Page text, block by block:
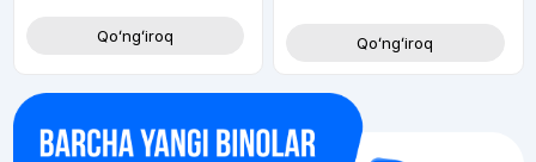
Qoʻngʻiroq Qoʻngʻiroq